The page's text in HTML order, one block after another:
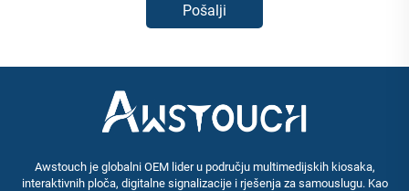
Pošalji
Awstouch je globalni OEM lider u području multimedijskih kiosaka,
interaktivnih ploča, digitalne signalizacije i rješenja za samouslugu. Kao